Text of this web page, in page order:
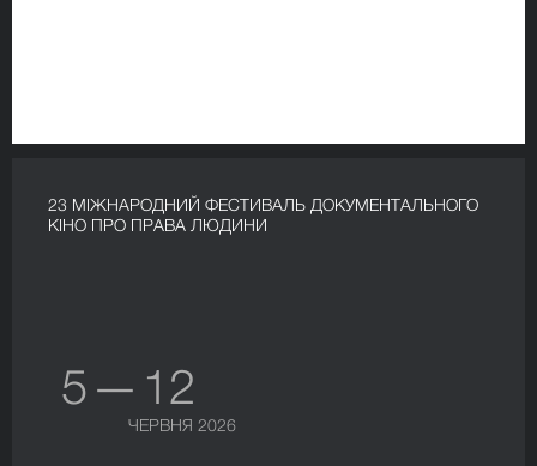
23 МІЖНАРОДНИЙ ФЕСТИВАЛЬ ДОКУМЕНТАЛЬНОГО
КІНО ПРО ПРАВА ЛЮДИНИ
5 — 12
ЧЕРВНЯ 2026